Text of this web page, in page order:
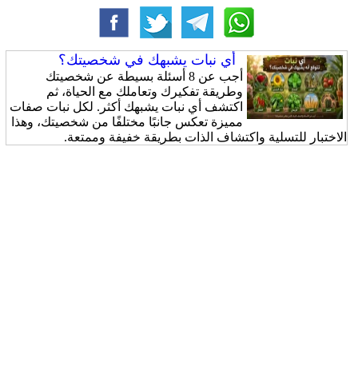
أي نبات يشبهك في شخصيتك؟
أجب عن 8 أسئلة بسيطة عن شخصيتك
وطريقة تفكيرك وتعاملك مع الحياة، ثم
اكتشف أي نبات يشبهك أكثر. لكل نبات صفات
مميزة تعكس جانبًا مختلفًا من شخصيتك، وهذا
الاختبار للتسلية واكتشاف الذات بطريقة خفيفة وممتعة.